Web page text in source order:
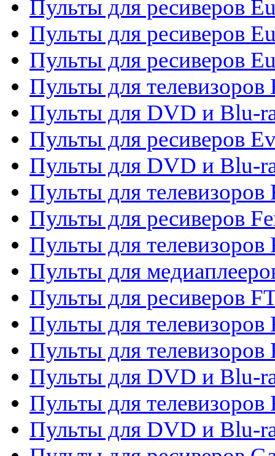
Пульты для ресиверов
Пульты для ресиверов
Пульты для ресиверов
Пульты для телевизоров
Пульты для DVD и Blu-
Пульты для ресиверов
Пульты для DVD и Blu-
Пульты для телевизоров
Пульты для ресиверов
Пульты для
Пульты для
Пульты для ресиверов
Пульты для телевизоров
Пульты для телевизоров
Пульты для DVD и Blu-
Пульты для телевизоров
Пульты для DVD и Blu-